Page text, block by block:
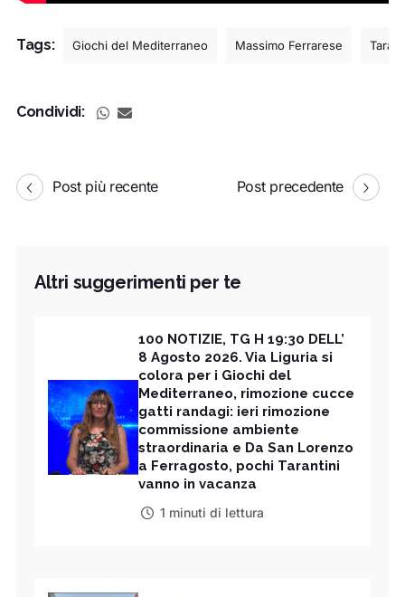
Tags: Giochi del Mediterraneo Massimo Ferrarese
Condividi:
Post più recente Post precedente
Altri suggerimenti per te
100 NOTIZIE, TG H 19:30 DELL’
8 Agosto 2026. Via Liguria si
colora per i Giochi del
Mediterraneo, rimozione cucce
gatti randagi: ieri rimozione
commissione ambiente
straordinaria e Da San Lorenzo
a Ferragosto, pochi Tarantini
vanno in vacanza
1 minuti di lettura